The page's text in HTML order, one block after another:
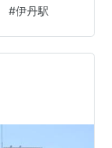
知山線にあ
名の駅が大
戸本線。同
戸本線。同
。同名の駅
#伊丹駅